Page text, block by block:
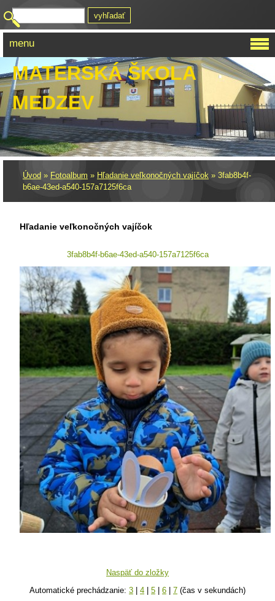
MATERSKÁ ŠKOLA
MEDZEV
Úvod » Fotoalbum » Hľadanie veľkonočných vajíčok » 3fab8b4f-
b6ae-43ed-a540-157a7125f6ca
Hľadanie veľkonočných vajíčok
3fab8b4f-b6ae-43ed-a540-157a7125f6ca
Naspäť do zložky
Automatické prechádzanie: 3 4 5 6 7 (čas v sekundách)
menu